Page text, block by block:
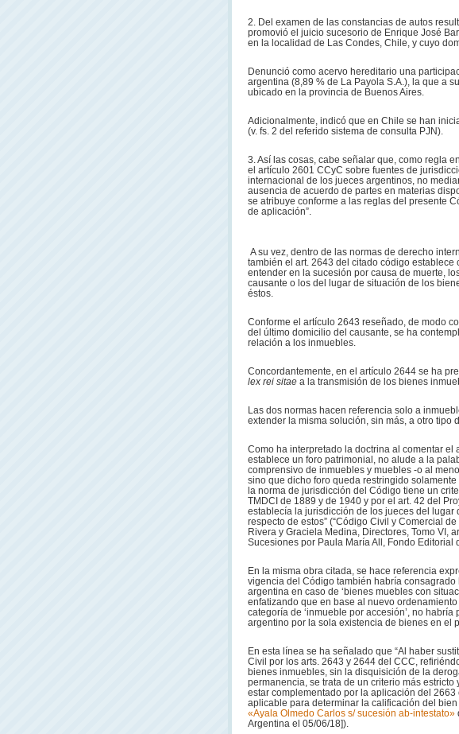
2. Del examen de las constancias de autos
promovió el juicio sucesorio de Enrique José
en la localidad de Las Condes, Chile, y cuyo
Denunció como acervo hereditario una
argentina (8,89 % de La Payola S.A.), la que a
ubicado en la provincia de Buenos Aires.
Adicionalmente, indicó que en Chile se han
(v. fs. 2 del referido sistema de consulta PJN).
3. Así las cosas, cabe señalar que, como regla
el artículo 2601 CCyC sobre fuentes de
internacional de los jueces argentinos, no
ausencia de acuerdo de partes en materias
se atribuye conforme a las reglas del presente
de aplicación”.
A su vez, dentro de las normas de derecho
también el art. 2643 del citado código
entender en la sucesión por causa de muerte,
causante o los del lugar de situación de los
éstos.
Conforme el artículo 2643 reseñado, de modo
del último domicilio del causante, se ha
relación a los inmuebles.
Concordantemente, en el artículo 2644 se ha
lex rei sitae a la transmisión de los bienes
Las dos normas hacen referencia solo a
extender la misma solución, sin más, a otro tipo
Como ha interpretado la doctrina al comentar el
establece un foro patrimonial, no alude a la
comprensivo de inmuebles y muebles -o al
sino que dicho foro queda restringido
la norma de jurisdicción del Código tiene un
TMDCI de 1889 y de 1940 y por el art. 42 del
establecía la jurisdicción de los jueces del lugar
respecto de estos” (“Código Civil y Comercial
Rivera y Graciela Medina, Directores, Tomo VI,
Sucesiones por Paula María All, Fondo Editorial
En la misma obra citada, se hace referencia
vigencia del Código también habría
argentina en caso de ‘bienes muebles con
enfatizando que en base al nuevo
categoría de ‘inmueble por accesión’, no
argentino por la sola existencia de bienes en el
En esta línea se ha señalado que “Al haber
Civil por los arts. 2643 y 2644 del CCC,
bienes inmuebles, sin la disquisición de la
permanencia, se trata de un criterio más
estar complementado por la aplicación del
aplicable para determinar la calificación del bien
«Ayala Olmedo Carlos s/ sucesión ab-intestato»
Argentina el 05/06/18]).